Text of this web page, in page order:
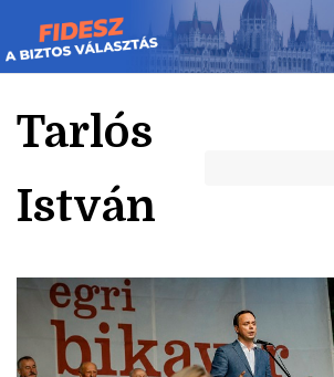
Skip
to
content
Tarlós
István